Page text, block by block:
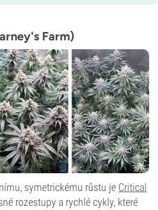
Farm)
symetrickému růstu je Critical
rozestupy a rychlé cykly, které